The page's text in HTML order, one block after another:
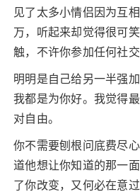
见了太多小情侣因为互
万，听起来却觉得很可
触，不许你参加任何社
明明是自己给另一半强
我都是为你好。我觉得
对自由。
你不需要刨根问底费尽
道他想让你知道的那一
了你改变，又何必在意